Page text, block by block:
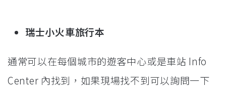
瑞士小火車旅行本
通常可以在每個城市的遊客中心或是車站 Info
Center 內找到，如果現場找不到可以詢問一下